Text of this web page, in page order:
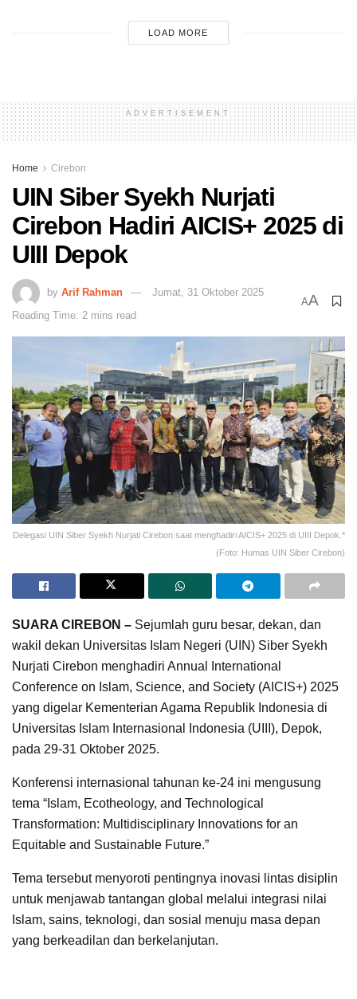
LOAD MORE
ADVERTISEMENT
Home Cirebon
UIN Siber Syekh Nurjati
Cirebon Hadiri AICIS+ 2025 di
UIII Depok
by Arif Rahman
Jumat, 31 Oktober 2025
Reading Time: 2 mins read
AA
Delegasi UIN Siber Syekh Nurjati Cirebon saat menghadiri AICIS+ 2025 di UIII Depok.*
(Foto: Humas UIN Siber Cirebon)
SUARA CIREBON – Sejumlah guru besar, dekan, dan
wakil dekan Universitas Islam Negeri (UIN) Siber Syekh
Nurjati Cirebon menghadiri Annual International
Conference on Islam, Science, and Society (AICIS+) 2025
yang digelar Kementerian Agama Republik Indonesia di
Universitas Islam Internasional Indonesia (UIII), Depok,
pada 29-31 Oktober 2025.
Konferensi internasional tahunan ke-24 ini mengusung
tema “Islam, Ecotheology, and Technological
Transformation: Multidisciplinary Innovations for an
Equitable and Sustainable Future.”
Tema tersebut menyoroti pentingnya inovasi lintas disiplin
untuk menjawab tantangan global melalui integrasi nilai
Islam, sains, teknologi, dan sosial menuju masa depan
yang berkeadilan dan berkelanjutan.